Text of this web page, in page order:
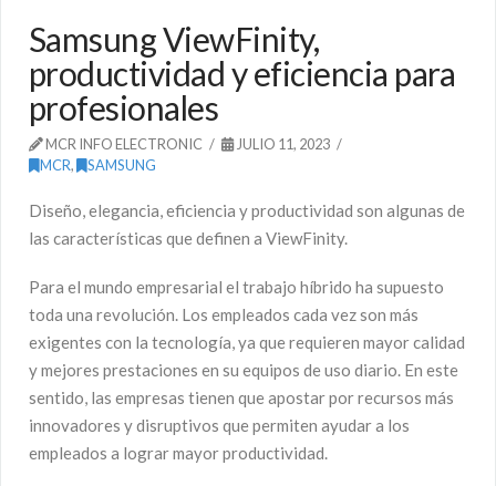
Samsung ViewFinity,
productividad y eficiencia para
profesionales
MCR INFO ELECTRONIC
JULIO 11, 2023
MCR, SAMSUNG
Diseño, elegancia, eficiencia y productividad son algunas de
las características que definen a ViewFinity.
Para el mundo empresarial el trabajo híbrido ha supuesto
toda una revolución. Los empleados cada vez son más
exigentes con la tecnología, ya que requieren mayor calidad
y mejores prestaciones en su equipos de uso diario. En este
sentido, las empresas tienen que apostar por recursos más
innovadores y disruptivos que permiten ayudar a los
empleados a lograr mayor productividad.